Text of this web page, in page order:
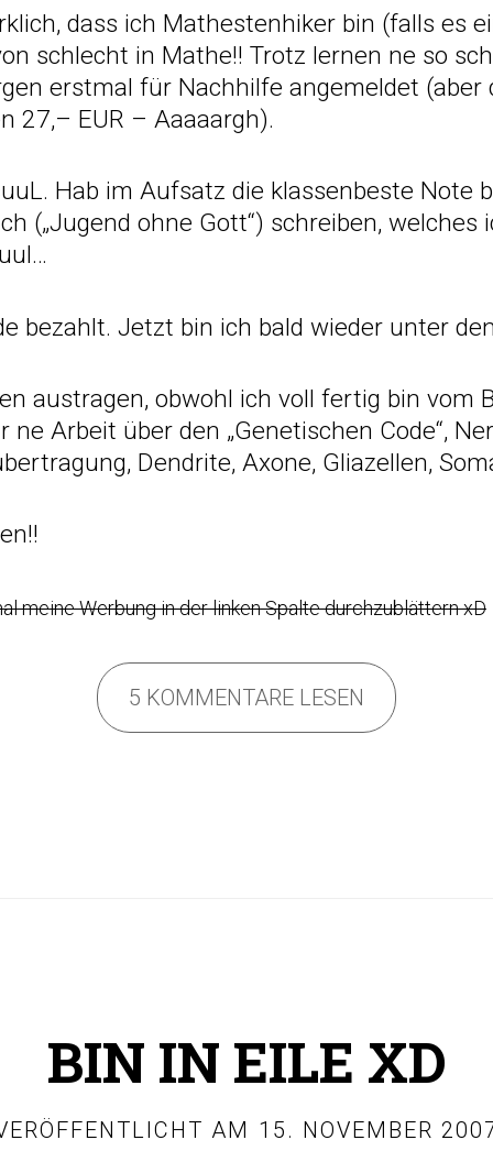
dass ich Mathestenhiker bin (falls es
schlecht in Mathe!! Trotz lernen ne so
erstmal für Nachhilfe angemeldet (aber
27,– EUR – Aaaaargh).
Hab im Aufsatz die klassenbeste Note
(„Jugend ohne Gott“) schreiben, welches
bezahlt. Jetzt bin ich bald wieder unter
austragen, obwohl ich voll fertig bin vom
Arbeit über den „Genetischen Code“,
Dendrite, Axone, Gliazellen,
meine Werbung in der linken Spalte durchzublättern xD
5 KOMMENTARE LESEN
BIN IN EILE XD
AM 15. NOVEMBER